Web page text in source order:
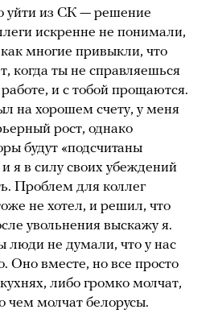
уйти из СК — решение
искренне не понимали,
многие привыкли, что
когда ты не справляешься
и с тобой прощаются.
на хорошем счету, у меня
рост, однако
будут «подсчитаны
я в силу своих убеждений
Проблем для коллег
не хотел, и решил, что
увольнения выскажу я.
люди не думали, что у нас
Оно вместе, но все просто
либо громко молчат,
чем молчат белорусы.